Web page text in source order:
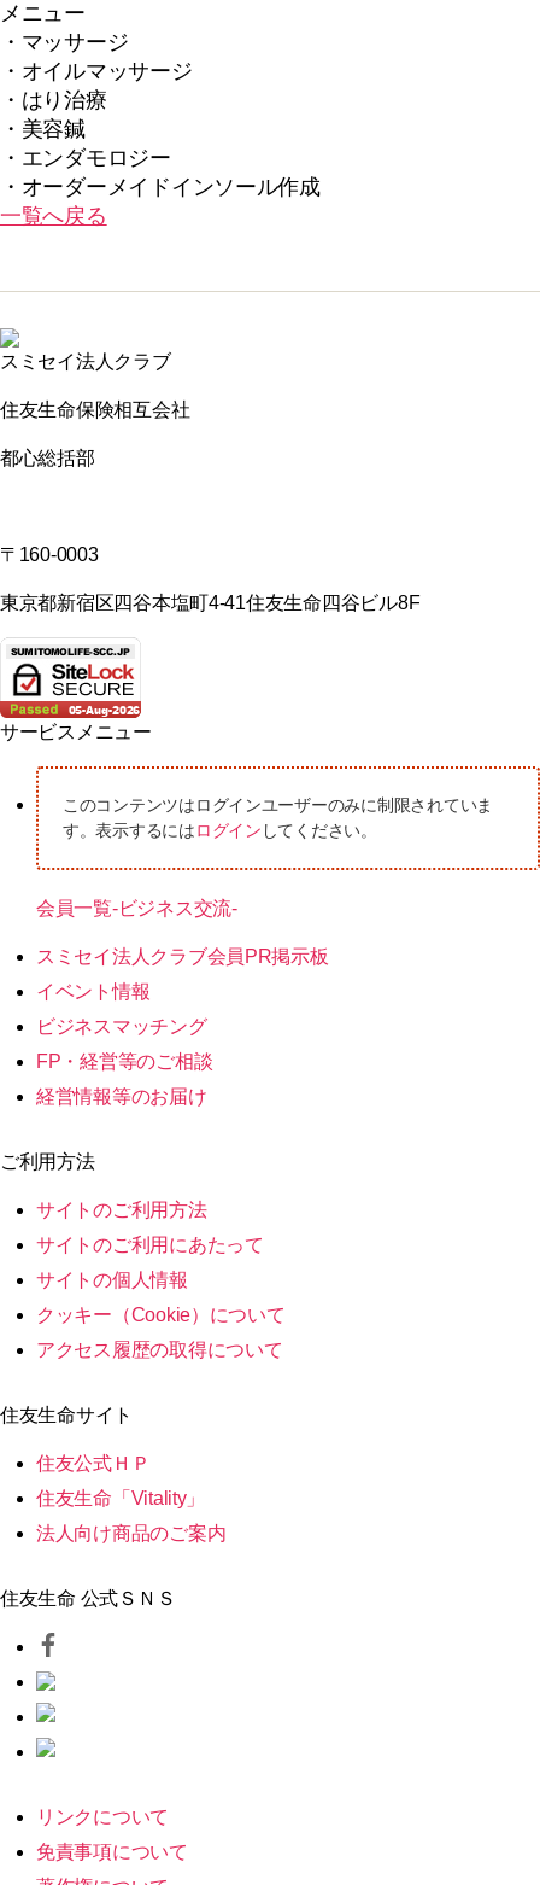
メニュー
・マッサージ
・オイルマッサージ
・はり治療
・美容鍼
・エンダモロジー
・オーダーメイドインソール作成
一覧へ戻る
スミセイ法人クラブ
住友生命保険相互会社
都心総括部
〒160-0003
東京都新宿区四谷本塩町4-41住友生命四谷ビル8F
サービスメニュー
このコンテンツはログインユーザーのみに制限されていま
す。表示するにはログイン してください。
会員一覧-ビジネス交流-
スミセイ法人クラブ会員PR掲示板
イベント情報
ビジネスマッチング
FP・経営等のご相談
経営情報等のお届け
ご利用方法
サイトのご利用方法
サイトのご利用にあたって
サイトの個人情報
クッキー（Cookie）について
アクセス履歴の取得について
住友生命サイト
住友公式ＨＰ
住友生命「Vitality」
法人向け商品のご案内
住友生命 公式ＳＮＳ
リンクについて
免責事項について